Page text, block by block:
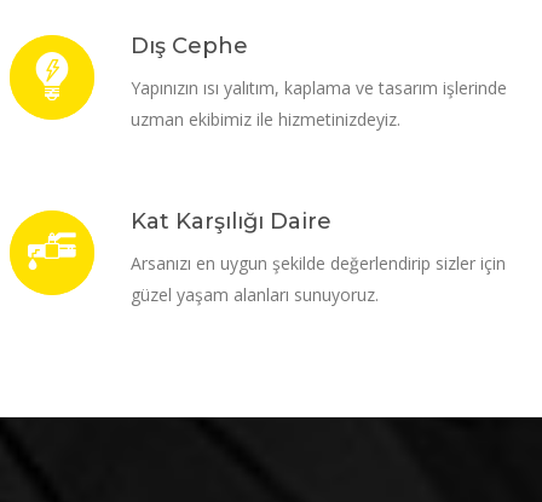
Dış Cephe
Yapınızın ısı yalıtım, kaplama ve tasarım işlerinde
uzman ekibimiz ile hizmetinizdeyiz.
Kat Karşılığı Daire
Arsanızı en uygun şekilde değerlendirip sizler için
güzel yaşam alanları sunuyoruz.